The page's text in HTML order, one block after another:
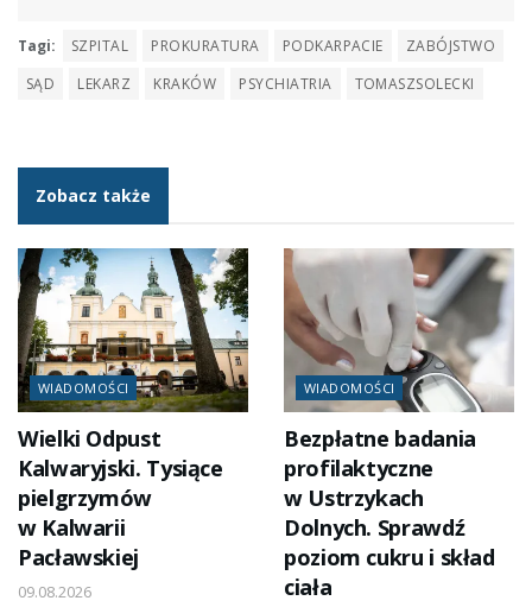
Tagi: SZPITAL PROKURATURA PODKARPACIE
ZABÓJSTWO
SĄD
LEKARZ KRAKÓW PSYCHIATRIA TOMASZSOLECKI
Zobacz także
WIADOMOŚCI
Wielki Odpust
Kalwaryjski. Tysiące
pielgrzymów
w Kalwarii
Pacławskiej
09.08.2026
WIADOMOŚCI
Bezpłatne badania
profilaktyczne
w Ustrzykach
Dolnych. Sprawdź
poziom cukru i skład
ciała